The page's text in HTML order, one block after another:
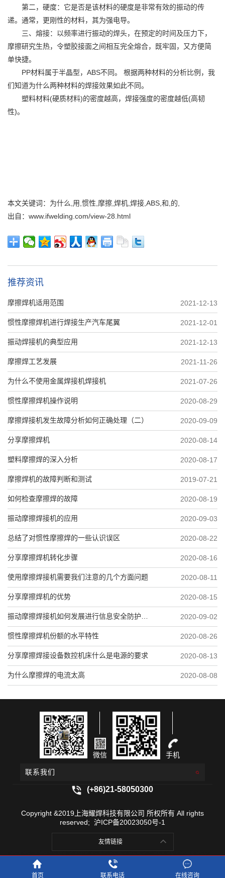
第二，硬度：它是否是该材料的硬度是非常有效的振动的传
递。通常，更刚性的材料，其为强电导。
三、熔接：以频率进行振动的焊头，在预定的时间及压力下，
摩擦研究生热，令塑胶接面之间相互完全熔合，既牢固，又方便简
单快捷。
PP材料属于半晶型，ABS不同。 根据两种材料的分析比例，我
们知道为什么两种材料的焊接效果如此不同。
塑料材料(硬质材料)的密度越高，焊接强度的密度越低(高韧
性)。
本文关键词：为什么,用,惯性,摩擦,焊机,焊接,ABS,和,的,
出自：www.ifwelding.com/view-28.html
推荐资讯
摩擦焊机适用范围 2021-12-13
惯性摩擦焊机进行焊接生产汽车尾翼 2021-12-01
振动焊接机的典型应用 2021-12-13
摩擦焊工艺发展 2021-11-26
为什么不使用金属焊接机焊接机 2021-07-26
惯性摩擦焊机操作说明 2020-08-29
摩擦焊接机发生故障分析如何正确处理（二） 2020-09-09
分享摩擦焊机 2020-08-14
塑料摩擦焊的深入分析 2020-08-17
摩擦焊机的故障判断和测试 2019-07-21
如何检查摩擦焊的故障 2020-08-19
振动摩擦焊接机的应用 2020-09-03
总结了对惯性摩擦焊的一些认识误区 2020-08-22
分享摩擦焊机转化步骤 2020-08-16
使用摩擦焊接机需要我们注意的几个方面问题 2020-08-11
分享摩擦焊机的优势 2020-08-15
2020-09-02
惯性摩擦焊机份额的水平特性 2020-08-26
分享摩擦焊接设备数控机床什么是电源的要求 2020-08-13
为什么摩擦焊的电流太高 2020-08-08
微信 手机
联系我们
(+86)21-58050300
Copyright &2019上海耀焊科技有限公司 所权所有 All rights
reserved; 沪ICP备20023050号-1
友情链接
相关词：多少钱,厂家,生产厂家,招代理,供应商,哪家好,生产,工作原理,价钱,国产,费用,平台,网站,公司,直销,加盟,价格,转让,转让,哪个品牌好,品牌排行榜,十大
首页 联系电话 在线咨询